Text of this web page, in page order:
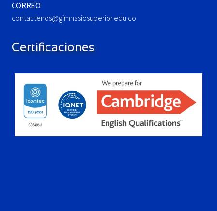
CORREO
contactenos@gimnasiosuperior.edu.co
Certificaciones